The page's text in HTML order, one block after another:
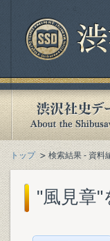
トップ 検索結果 - 資料
"風見章"